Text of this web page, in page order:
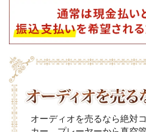
オーディオを売るなら絶対